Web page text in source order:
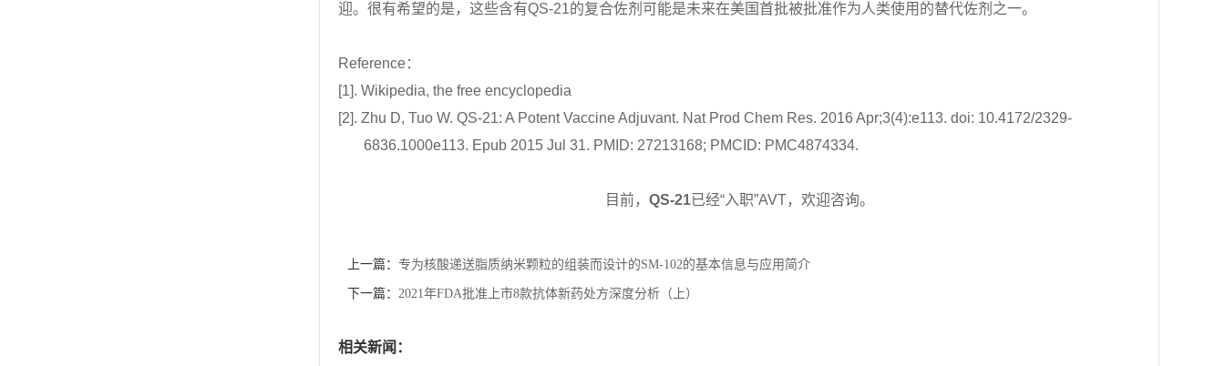
迎。很有希望的是，这些含有QS-21的复合佐剂可能是未来在美国首批被批准作为人类使用的替代佐剂之一。
Reference：
[1]. Wikipedia, the free encyclopedia
[2]. Zhu D, Tuo W. QS-21: A Potent Vaccine Adjuvant. Nat Prod Chem Res. 2016 Apr;3(4):e113. doi: 10.4172/2329-
6836.1000e113. Epub 2015 Jul 31. PMID: 27213168; PMCID: PMC4874334.
目前， QS-21已经“入职”AVT，欢迎咨询。
上一篇： 专为核酸递送脂质纳米颗粒的组装而设计的SM-102的基本信息与应用简介
下一篇： 2021年FDA批准上市8款抗体新药处方深度分析（上）
相关新闻：